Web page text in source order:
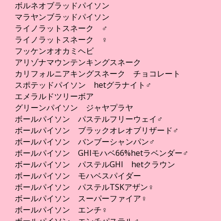
ボルネオブラッドパイソン
マラヤンブラッドパイソン
ライノラットスネーク ♂
ライノラットスネーク ♀
フッケンオオカミヘビ
アリゾナマウンテンキングスネーク
カリフォルニアキングスネーク チョコレート
スポテッドパイソン hetグラナイト♂
エメラルドツリーボア
グリーンパイソン ジャヤプラヤ
ボールパイソン パステルフリーウェイ♂
ボールパイソン ブラックオレオブリザード♂
ボールパイソン バンブーシャンパン♂
ボールパイソン GHIモハベ66%hetラベンダー♂
ボールパイソン パステルGHI hetクラウン
ボールパイソン モハベスパイダー
ボールパイソン パステルTSKアザン♀
ボールパイソン スーパーファイア♀
ボールパイソン エンチ♀